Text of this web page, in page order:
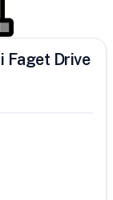
Faget Drive